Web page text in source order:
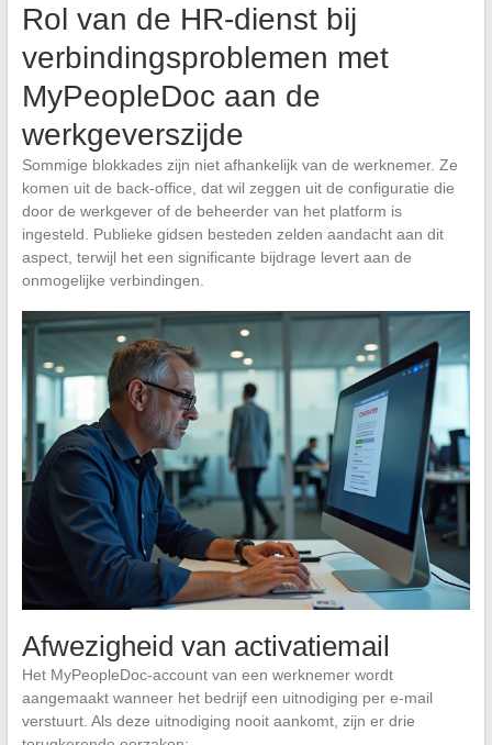
Rol van de HR-dienst bij
verbindingsproblemen met
MyPeopleDoc aan de
werkgeverszijde
Sommige blokkades zijn niet afhankelijk van de werknemer. Ze
komen uit de back-office, dat wil zeggen uit de configuratie die
door de werkgever of de beheerder van het platform is
ingesteld. Publieke gidsen besteden zelden aandacht aan dit
aspect, terwijl het een significante bijdrage levert aan de
onmogelijke verbindingen.
Afwezigheid van activatiemail
Het MyPeopleDoc-account van een werknemer wordt
aangemaakt wanneer het bedrijf een uitnodiging per e-mail
verstuurt. Als deze uitnodiging nooit aankomt, zijn er drie